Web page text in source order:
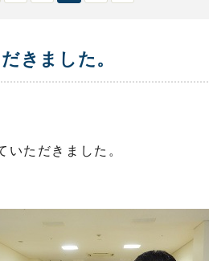
きました。
ただきました。